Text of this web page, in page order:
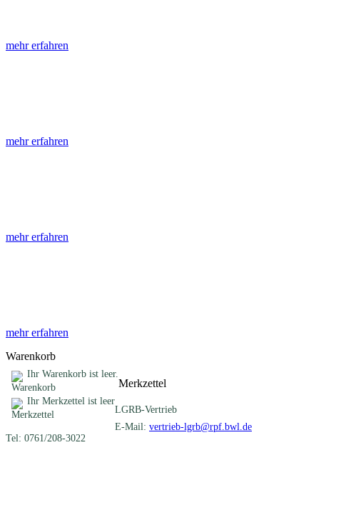
mehr erfahren
mehr erfahren
mehr erfahren
mehr erfahren
Warenkorb
Ihr Warenkorb ist leer.
Merkzettel
Ihr Merkzettel ist leer
LGRB-Vertrieb
E-Mail: vertrieb-lgrb@rpf.bwl.de
Tel: 0761/208-3022